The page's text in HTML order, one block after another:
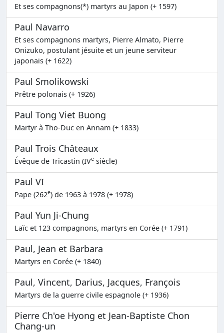
Et ses compagnons(*) martyrs au Japon (+ 1597)
Paul Navarro
Et ses compagnons martyrs, Pierre Almato, Pierre
Onizuko, postulant jésuite et un jeune serviteur
japonais (+ 1622)
Paul Smolikowski
Prêtre polonais (+ 1926)
Paul Tong Viet Buong
Martyr à Tho-Duc en Annam (+ 1833)
Paul Trois Châteaux
Évêque de Tricastin (IVe siècle)
Paul VI
Pape (262e) de 1963 à 1978 (+ 1978)
Paul Yun Ji-Chung
Laïc et 123 compagnons, martyrs en Corée (+ 1791)
Paul, Jean et Barbara
Martyrs en Corée (+ 1840)
Paul, Vincent, Darius, Jacques, François
Martyrs de la guerre civile espagnole (+ 1936)
Pierre Ch'oe Hyong et Jean-Baptiste Chon
Chang-un